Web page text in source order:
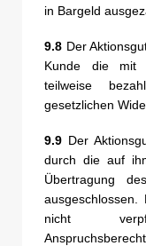
in Bargeld
9.8 Der
Kunde die mit
teilweise
gesetzlichen
9.9 Der
durch die auf
Übertragung
nicht